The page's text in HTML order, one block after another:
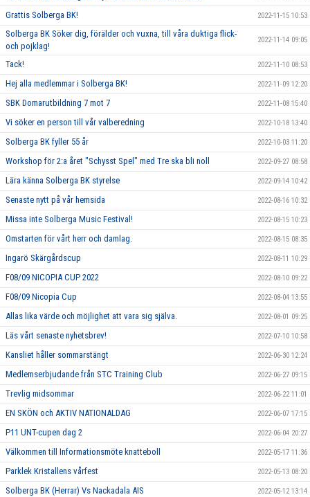
Grattis Solberga BK! 2022-11-15 10:53
Solberga BK Söker dig, förälder och vuxna, till våra duktiga flick-
och pojklag!
2022-11-14 09:05
Tack! 2022-11-10 08:53
Hej alla medlemmar i Solberga BK! 2022-11-09 12:20
SBK Domarutbildning 7 mot 7 2022-11-08 15:40
Vi söker en person till vår valberedning 2022-10-18 13:40
Solberga BK fyller 55 år 2022-10-03 11:20
Workshop för 2:a året "Schysst Spel" med Tre ska bli noll 2022-09-27 08:58
Lära känna Solberga BK styrelse 2022-09-14 10:42
Senaste nytt på vår hemsida 2022-08-16 10:32
Missa inte Solberga Music Festival! 2022-08-15 10:23
Omstarten för vårt herr och damlag. 2022-08-15 08:35
Ingarö Skärgårdscup 2022-08-11 10:29
F08/09 NICOPIA CUP 2022 2022-08-10 09:22
F08/09 Nicopia Cup 2022-08-04 13:55
Allas lika värde och möjlighet att vara sig själva. 2022-08-01 09:25
Läs vårt senaste nyhetsbrev! 2022-07-10 10:58
Kansliet håller sommarstängt 2022-06-30 12:24
Medlemserbjudande från STC Training Club 2022-06-27 09:15
Trevlig midsommar 2022-06-22 11:01
EN SKÖN och AKTIV NATIONALDAG 2022-06-07 17:15
P11 UNT-cupen dag 2 2022-06-04 20:27
Välkommen till Informationsmöte knatteboll 2022-05-17 11:36
Parklek Kristallens vårfest 2022-05-13 08:20
Solberga BK (Herrar) Vs Nackadala AIS 2022-05-12 13:14